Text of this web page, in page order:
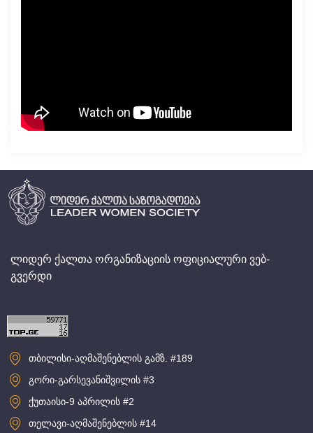
ლიდერ ქალთა ორგანიზაციის ოფიციალური ვებ-
გვერდი
თბილისი-აღმაშენებლის გამზ. #189
გორი-გარსევანიშვილის #3
ქუთაისი-9 აპრილის #2
თელავი-აღმაშენებლის #14